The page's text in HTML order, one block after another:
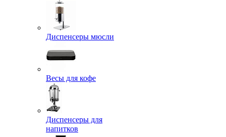
Диспенсеры мюсли
Весы для кофе
Диспенсеры для
напитков